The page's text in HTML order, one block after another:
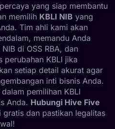
yang siap membantu
memilih KBLI NIB yang
Tim ahli kami akan
memandu Anda
di OSS RBA, dan
perubahan KBLI jika
setiap detail akurat agar
inti bisnis Anda.
pemilihan KBLI
Anda. Hubungi Hive Five
gratis dan pastikan legalitas